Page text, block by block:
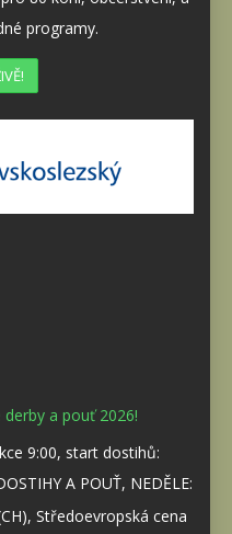
programy.
derby a pouť 2026!
9:00, start dostihů:
A POUŤ, NEDĚLE:
Středoevropská cena